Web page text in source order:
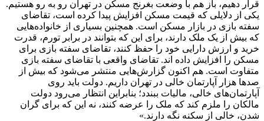
قرار دهیم، باز هم با وضعت بغرنج مسکن در تهران رو به رو هستیم.
یکی از دلایلی که قیمت مسکن افزایش پیدا کرده است، تقاضای
سفته بازی در بازار مسکن است. همچنین بسیاری از خانواده‌هایی
که بیش از یک ملک دارند، برای این که بتوانند در برابر تورم، قدرت
خرید و ارزش دارایی خود را حفظ کنند، تقاضای سفته بازی برای
مسکن را افزایش داده اند. تقاضای واقعی با تقاضای سفته بازی
متفاوت است. هم اکنون گزارش‌هایی منتشر می‌شود که بیش از
صد‌ها هزار آپارتمان خالی در تهران داریم. دولت باید روی
آپارتمان‌های خالی، مالیات ببندد؛ بنابراین انتظار می‌رود دولت
مالکان را ملزم کند که ملک را عرضه کنند، نه این که برای گران
شدن، خالی از سکنه نگه دارند.»